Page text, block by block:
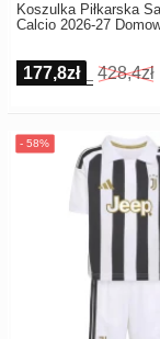
Koszulka Piłkarska
Calcio 2026-27
177,8zł 428,4zł